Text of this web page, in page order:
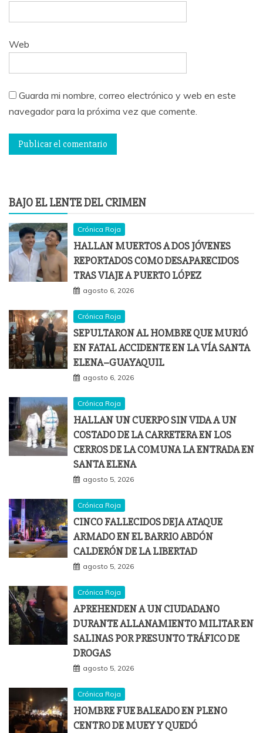
Web
Guarda mi nombre, correo electrónico y web en este
navegador para la próxima vez que comente.
BAJO EL LENTE DEL CRIMEN
Crónica Roja
HALLAN MUERTOS A DOS JÓVENES
REPORTADOS COMO DESAPARECIDOS
TRAS VIAJE A PUERTO LÓPEZ
agosto 6, 2026
Crónica Roja
SEPULTARON AL HOMBRE QUE MURIÓ
EN FATAL ACCIDENTE EN LA VÍA SANTA
ELENA–GUAYAQUIL
agosto 6, 2026
Crónica Roja
HALLAN UN CUERPO SIN VIDA A UN
COSTADO DE LA CARRETERA EN LOS
CERROS DE LA COMUNA LA ENTRADA EN
SANTA ELENA
agosto 5, 2026
Crónica Roja
CINCO FALLECIDOS DEJA ATAQUE
ARMADO EN EL BARRIO ABDÓN
CALDERÓN DE LA LIBERTAD
agosto 5, 2026
Crónica Roja
APREHENDEN A UN CIUDADANO
DURANTE ALLANAMIENTO MILITAR EN
SALINAS POR PRESUNTO TRÁFICO DE
DROGAS
agosto 5, 2026
Crónica Roja
HOMBRE FUE BALEADO EN PLENO
CENTRO DE MUEY Y QUEDÓ